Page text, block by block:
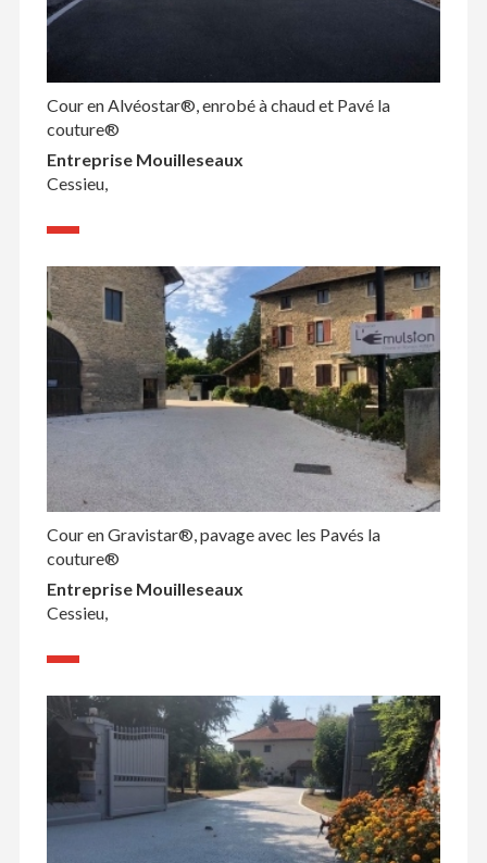
Cour en Alvéostar®, enrobé à chaud et Pavé la
couture®
Entreprise Mouilleseaux
Cessieu,
Cour en Gravistar®, pavage avec les Pavés la
couture®
Entreprise Mouilleseaux
Cessieu,